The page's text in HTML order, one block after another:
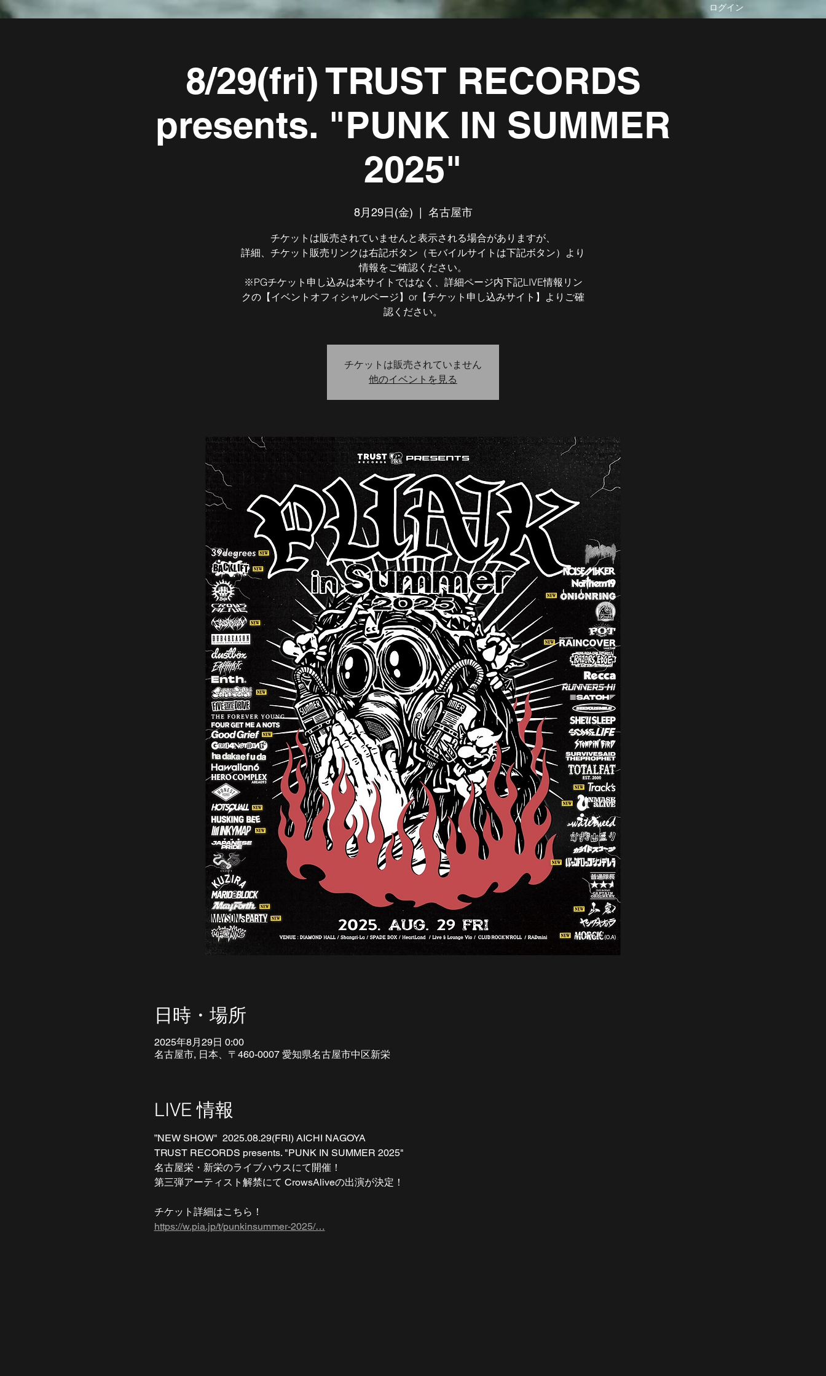
ログイン
8/29(fri) TRUST RECORDS
presents. "PUNK IN SUMMER
2025"
8月29日(金) 名古屋市
チケットは販売されていませんと表示される場合がありますが、
詳細、チケット販売リンクは右記ボタン（モバイルサイトは下記ボタン）より
情報をご確認ください。
※PGチケット申し込みは本サイトではなく、詳細ページ内下記LIVE情報リン
クの【イベントオフィシャルページ】or【チケット申し込みサイト】よりご確
認ください。
チケットは販売されていません
他のイベントを見る
日時・場所
2025年8月29日 0:00
名古屋市, 日本、〒460-0007 愛知県名古屋市中区新栄
LIVE 情報
”NEW SHOW"  2025.08.29(FRI) AICHI NAGOYA
TRUST RECORDS presents. "PUNK IN SUMMER 2025"
名古屋栄・新栄のライブハウスにて開催！
第三弾アーティスト解禁にて CrowsAliveの出演が決定！
チケット詳細はこちら！
https://w.pia.jp/t/punkinsummer-2025/…